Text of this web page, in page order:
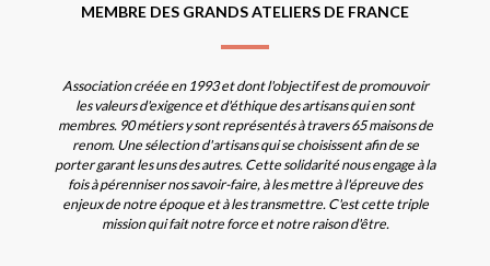
MEMBRE DES GRANDS ATELIERS DE FRANCE
Association créée en 1993 et dont l'objectif est de promouvoir
les valeurs d'exigence et d'éthique des artisans qui en sont
membres. 90 métiers y sont représentés à travers 65 maisons de
renom. Une sélection d'artisans qui se choisissent afin de se
porter garant les uns des autres. Cette solidarité nous engage à la
fois à pérenniser nos savoir-faire, à les mettre à l'épreuve des
enjeux de notre époque et à les transmettre. C'est cette triple
mission qui fait notre force et notre raison d'être.